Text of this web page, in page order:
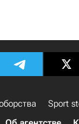
Sport